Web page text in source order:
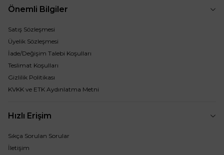
Önemli Bilgiler
Satış Sözleşmesi
Üyelik Sözleşmesi
İade/Değişim Talebi Koşulları
Teslimat Koşulları
Gizlilik Politikası
KVKK ve ETK Aydınlatma Metni
Hızlı Erişim
Sıkça Sorulan Sorular
İletişim